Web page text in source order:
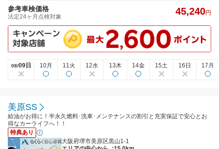
参考車検価格
法定24ヶ月点検対象 45,240円
08/09日 10月 11火 12水 13木 14金 15土 16日 17月
美原SS
給油がお得に！半永久燃料･洗車･メンテナンスの割引と充実保証で安心とお
得なカーライフへ！！
特典あり
大阪府堺市美原区黒山1-1